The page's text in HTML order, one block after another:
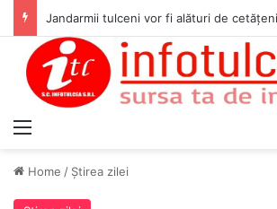
Home / Ştirea zilei